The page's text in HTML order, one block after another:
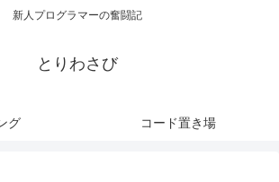
新人プログラマーの奮闘記
とりわさび
グ コード置き場